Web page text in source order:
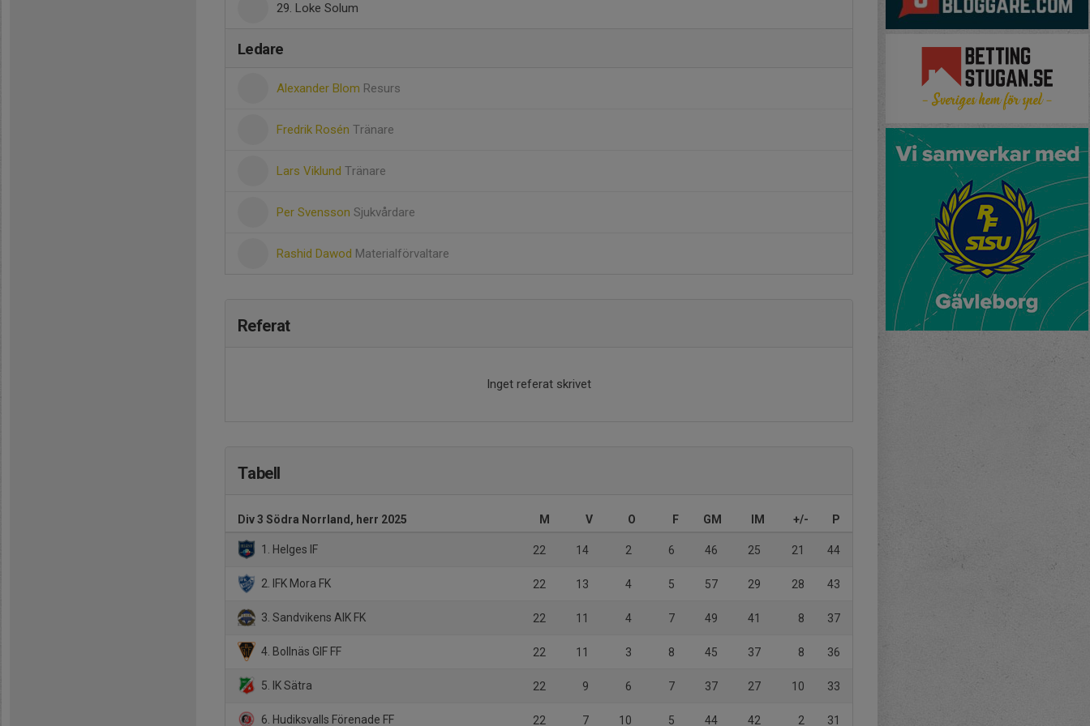
29. Loke Solum
Ledare
Alexander Blom Resurs
Fredrik Rosén Tränare
Lars Viklund Tränare
Per Svensson Sjukvårdare
Rashid Dawod Materialförvaltare
Referat
Inget referat skrivet
Tabell
Div 3 Södra Norrland, herr 2025 M V O F GM IM +/- P
1. Helges IF 22 14 2 6 46 25 21 44
2. IFK Mora FK 22 13 4 5 57 29 28 43
3. Sandvikens AIK FK 22 11 4 7 49 41 8 37
4. Bollnäs GIF FF 22 11 3 8 45 37 8 36
5. IK Sätra 22 9 6 7 37 27 10 33
6. Hudiksvalls Förenade FF 22 7 10 5 44 42 2 31